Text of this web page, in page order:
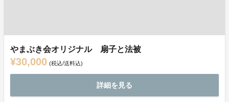
やまぶき会オリジナル 扇子と法被
¥30,000 (税込/送料込)
詳細を見る